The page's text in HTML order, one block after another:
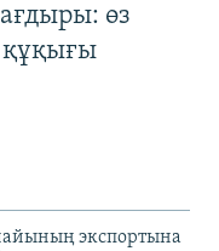
өз
құқығы
экспортына